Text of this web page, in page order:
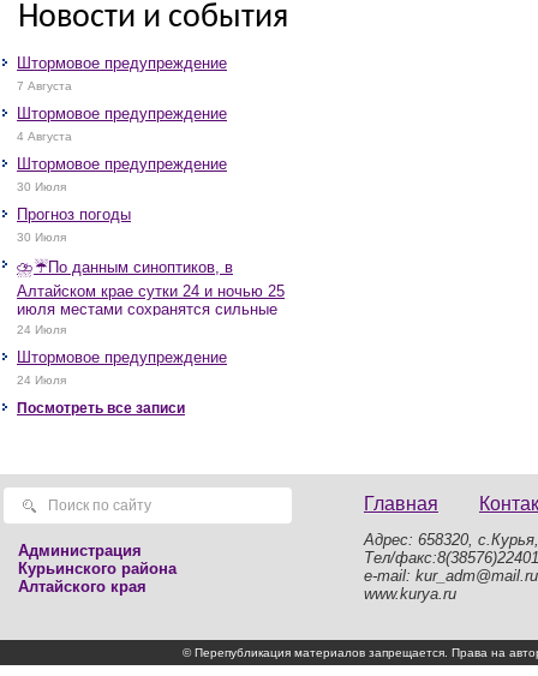
Новости и события
Штормовое предупреждение
7 Августа
Штормовое предупреждение
4 Августа
Штормовое предупреждение
30 Июля
Прогноз погоды
30 Июля
⛈️☔️По данным синоптиков, в
Алтайском крае сутки 24 и ночью 25
июля местами сохранятся сильные
дожди, грозы, при грозах очень
крупный град, шквалистое усиление
ветра до 17-22 м/с, местами порывы
25 м/с и более.
24 Июля
Штормовое предупреждение
24 Июля
Посмотреть все записи
Администрация
Курьинского района
Алтайского края
Главная
Адрес: 658320,
Тел/факс:8(38576)22401
e-mail: kur_adm@mail.ru
www.kurya.ru
© Перепубликация материалов запрещается. Права